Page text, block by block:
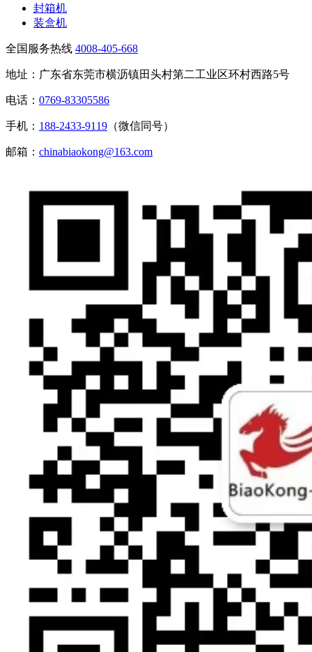
封箱机
装盒机
全国服务热线 4008-405-668
地址：广东省东莞市横沥镇田头村第二工业区环村西路5号
电话： 0769-83305586
手机： 188-2433-9119 （微信同号）
邮箱： chinabiaokong@163.com